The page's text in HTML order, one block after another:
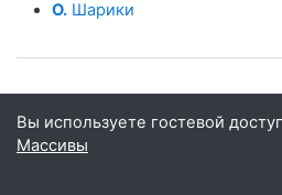
O. Шарики
Вы используете гостевой
Массивы